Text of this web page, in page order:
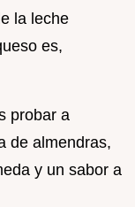
la leche
es,
probar a
de almendras,
y un sabor a